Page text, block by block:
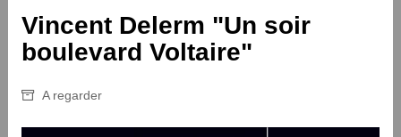
Vincent Delerm "Un soir
boulevard Voltaire"
A regarder